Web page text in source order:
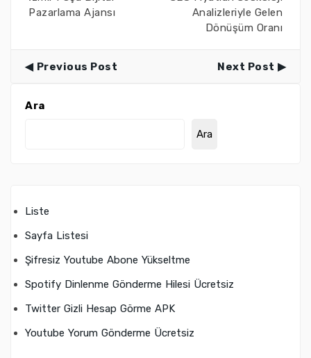
Pazarlama Ajansı
Analizleriyle Gelen
Dönüşüm Oranı
Previous Post Next Post
Ara
Ara
Liste
Sayfa Listesi
Şifresiz Youtube Abone Yükseltme
Spotify Dinlenme Gönderme Hilesi Ücretsiz
Twitter Gizli Hesap Görme APK
Youtube Yorum Gönderme Ücretsiz